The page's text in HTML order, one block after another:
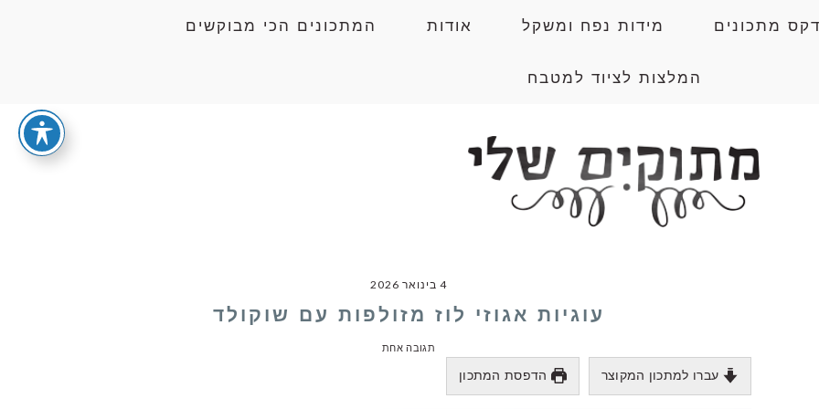
מתכונים מידות נפח ומשקל אודות המתכונים הכי מבוקשים
המלצות לציוד למטבח
4 בינואר 2026
עוגיות אגוזי לוז מזולפות עם שוקולד
תגובה אחת
עברו למתכון המקוצר הדפסת המתכון